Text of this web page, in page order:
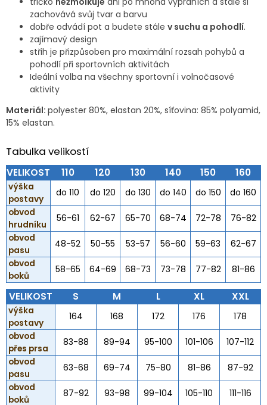
zachovává svůj tvar a barvu
dobře odvádí pot a budete stále v suchu a pohodlí.
zajímavý design
střih je přizpůsoben pro maximální rozsah pohybů a
pohodlí při sportovních aktivitách
Ideální volba na všechny sportovní i volnočasové
aktivity
Materiál: polyester 80%, elastan 20%, síťovina: 85% polyamid,
15% elastan.
Tabulka velikostí
VELIKOST 110 120 130 140 150 160
výška
postavy
do 110 do 120 do 130 do 140 do 150
do 160
obvod
hrudníku
56-61 62-67 65-70 68-74 72-78
76-82
obvod
pasu
48-52 50-55 53-57 56-60 59-63
62-67
obvod
boků
58-65 64-69 68-73 73-78 77-82 81-86
VELIKOST S M L XL XXL
výška
postavy
164 168 172 176
178
obvod
přes prsa
83-88 89-94 95-100 101-106
107-112
obvod
pasu
63-68 69-74 75-80 81-86
87-92
obvod
boků
87-92 93-98 99-104 105-110 111-116